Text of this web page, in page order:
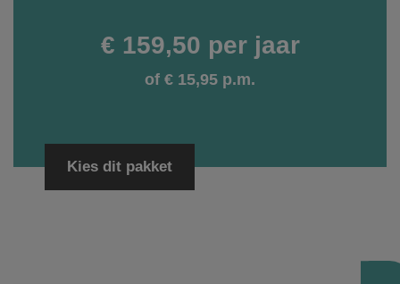
€ 159,50 per jaar
of € 15,95 p.m.
Kies dit pakket